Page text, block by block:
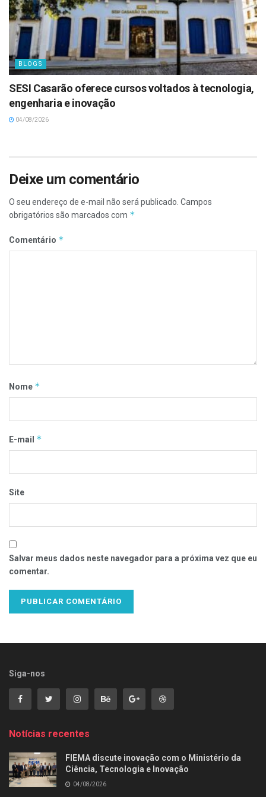
BLOGS
SESI Casarão oferece cursos voltados à tecnologia,
engenharia e inovação
04/08/2026
Deixe um comentário
O seu endereço de e-mail não será publicado. Campos
obrigatórios são marcados com *
Comentário *
Nome *
E-mail *
Site
Salvar meus dados neste navegador para a próxima vez que eu
comentar.
Siga-nos
Notícias recentes
FIEMA discute inovação com o Ministério da
Ciência, Tecnologia e Inovação
04/08/2026